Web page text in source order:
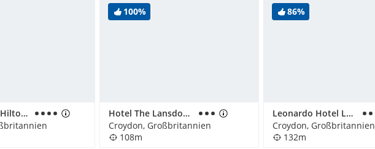
Hampton by Hilton London Croydon
100%
Hotel The Lansdowne
Croydon, Großbritannien
108m
86%
Leonardo Hotel London Croydon
Croydon, Großbritannien
132m